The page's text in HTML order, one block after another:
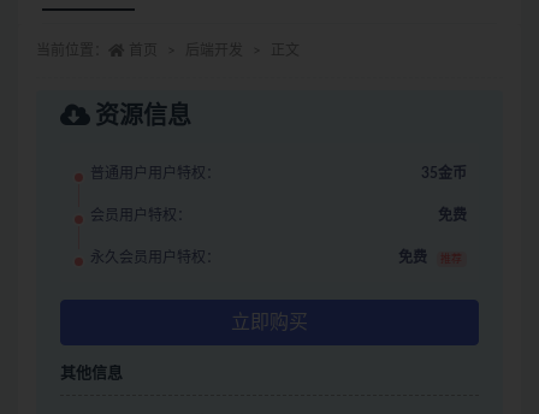
资源信息
普通用户用户特权： 35金币
会员用户特权： 免费
永久会员用户特权： 免费 推荐
立即购买
其他信息